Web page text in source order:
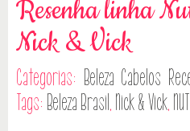
Resenha linha
Nick & Vick
Categorias: Beleza Cabelos
Tags: Beleza Brasil, Nick & Vick,